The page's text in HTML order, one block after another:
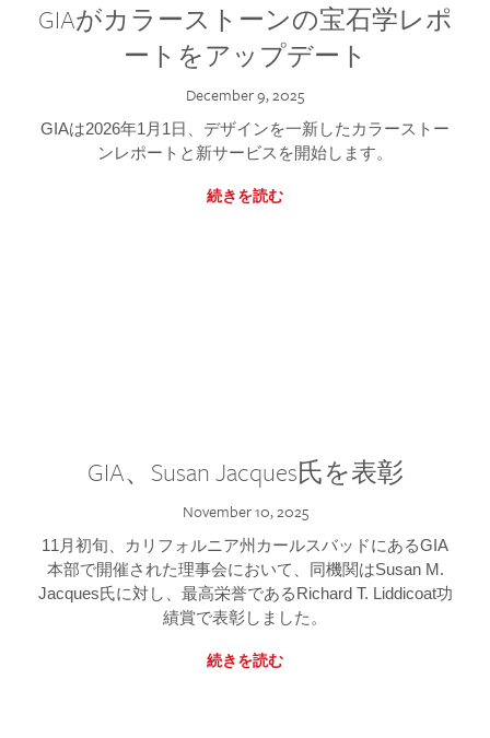
GIAがカラーストーンの宝石学レポ
ートをアップデート
December 9, 2025
GIAは2026年1月1日、デザインを一新したカラーストー
ンレポートと新サービスを開始します。
続きを読む
GIA、Susan Jacques氏を表彰
November 10, 2025
11月初旬、カリフォルニア州カールスバッドにあるGIA
本部で開催された理事会において、同機関はSusan M.
Jacques氏に対し、最高栄誉であるRichard T. Liddicoat功
績賞で表彰しました。
続きを読む